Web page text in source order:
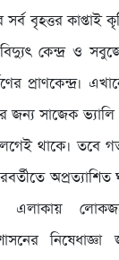
বৃহত্তর কাপ্তাই
কেন্দ্র ও
প্রাণকেন্দ্র।
জন্য সাজেক
থাকে। তবে
এলাকায়